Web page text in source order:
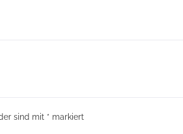
sind mit * markiert